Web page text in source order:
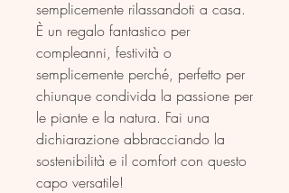
semplicemente rilassandoti a casa.
È un regalo fantastico per
compleanni, festività o
semplicemente perché, perfetto per
chiunque condivida la passione per
le piante e la natura. Fai una
dichiarazione abbracciando la
sostenibilità e il comfort con questo
capo versatile!